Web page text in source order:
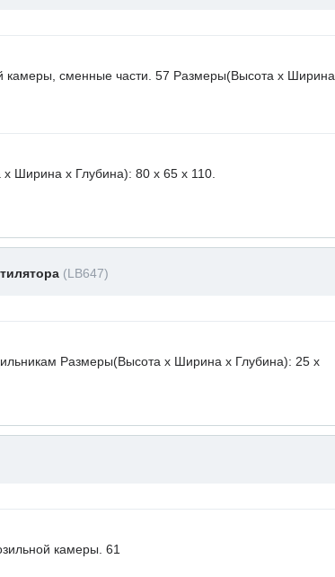
камеры, сменные части. 57 Размеры(Высота х Ширина
Ширина х Глубина): 80 x 65 х 110.
(LB647)
Размеры(Высота х Ширина х Глубина): 25 x
камеры. 61